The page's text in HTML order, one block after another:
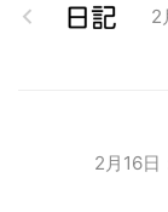
常～」の紹介レビュ
番くじ 黒子のバスケ
シシってわろてま
2
2月16日